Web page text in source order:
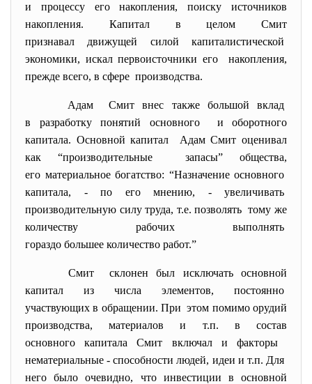
и процессу его накопления, поиску источников
накопления. Капитал в целом Смит
признавал движущей силой капиталистической
экономики, искал первоисточники его накопления,
прежде всего, в сфере производства.
Адам Смит внес также большой вклад
в разработку понятий основного и оборотного
капитала. Основной капитал Адам Смит оценивал
как “производительные запасы” общества,
его материальное богатство: “Назначение основного
капитала, - по его мнению, - увеличивать
производительную силу труда, т.е. позволять тому же
количеству рабочих выполнять
гораздо большее количество работ.”
Смит склонен был исключать основной
капитал из числа элементов, постоянно
участвующих в обращении. При этом помимо орудий
производства, материалов и т.п. в состав
основного капитала Смит включал и факторы
нематериальные - способности людей, идеи и т.п. Для
него было очевидно, что инвестиции в основной